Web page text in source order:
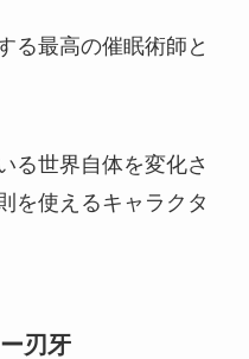
る最高の催眠術師と
る世界自体を変化さ
を使えるキャラクタ
刃牙